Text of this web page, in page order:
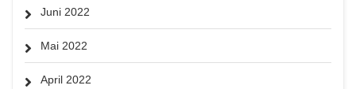
Juni 2022
Mai 2022
April 2022